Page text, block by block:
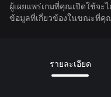
ผู้เผยแพร่เกมที่คุณเปิดใช้จะ
ข้อมูลที่เกี่ยวข้องในขณะที่คุ
รายละเอียด